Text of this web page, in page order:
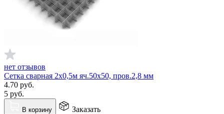
нет отзывов
Сетка сварная 2х0,5м яч.50х50, пров.2,8 мм
4.70 руб.
5 руб.
В корзину
Заказать